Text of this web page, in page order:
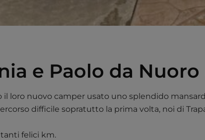
e Paolo da Nuoro
il loro nuovo camper usato uno splendido
difficile sopratutto la prima volta, noi di
tanti felici km.